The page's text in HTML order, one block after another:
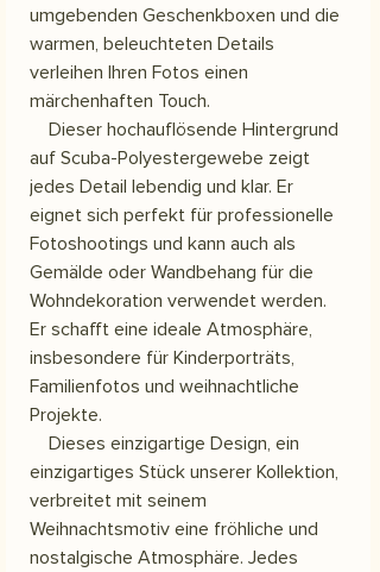
umgebenden Geschenkboxen und die
warmen, beleuchteten Details
verleihen Ihren Fotos einen
märchenhaften Touch.
Dieser hochauflösende Hintergrund
auf Scuba-Polyestergewebe zeigt
jedes Detail lebendig und klar. Er
eignet sich perfekt für professionelle
Fotoshootings und kann auch als
Gemälde oder Wandbehang für die
Wohndekoration verwendet werden.
Er schafft eine ideale Atmosphäre,
insbesondere für Kinderporträts,
Familienfotos und weihnachtliche
Projekte.
Dieses einzigartige Design, ein
einzigartiges Stück unserer Kollektion,
verbreitet mit seinem
Weihnachtsmotiv eine fröhliche und
nostalgische Atmosphäre. Jedes